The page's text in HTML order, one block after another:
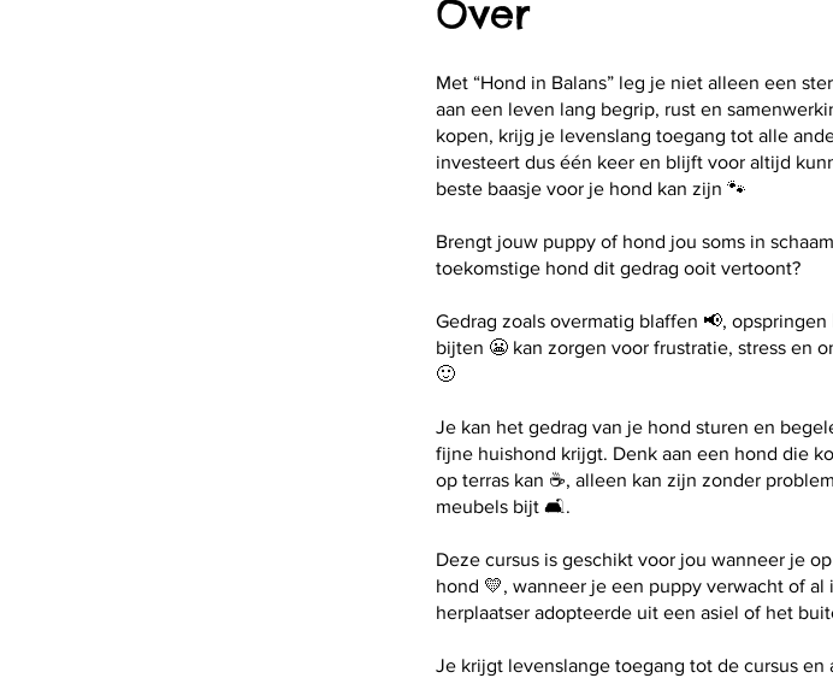
Over
Met “Hond in Balans” leg je niet alleen een
aan een leven lang begrip, rust en
kopen, krijg je levenslang toegang tot alle
investeert dus één keer en blijft voor altijd
beste baasje voor je hond kan zijn 🐾
Brengt jouw puppy of hond jou soms in
toekomstige hond dit gedrag ooit vertoont?
Gedrag zoals overmatig blaffen 📢,
bijten 😬 kan zorgen voor frustratie, stress en
🙂
Je kan het gedrag van je hond sturen en
fijne huishond krijgt. Denk aan een hond die
op terras kan ☕, alleen kan zijn zonder
meubels bijt 🛋️.
Deze cursus is geschikt voor jou wanneer je
hond 💛, wanneer je een puppy verwacht of
herplaatser adopteerde uit een asiel of het
Je krijgt levenslange toegang tot de cursus